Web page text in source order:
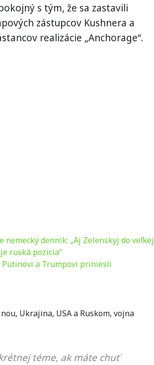
s tým, že sa zastavili
zástupcov Kushnera a
realizácie „Anchorage“.
denník: „Aj Zelenskyj do veľkej
ruská pozícia“
Putinovi a Trumpovi priniesli
, Ukrajina, USA a Ruskom, vojna
téme, ak máte chuť